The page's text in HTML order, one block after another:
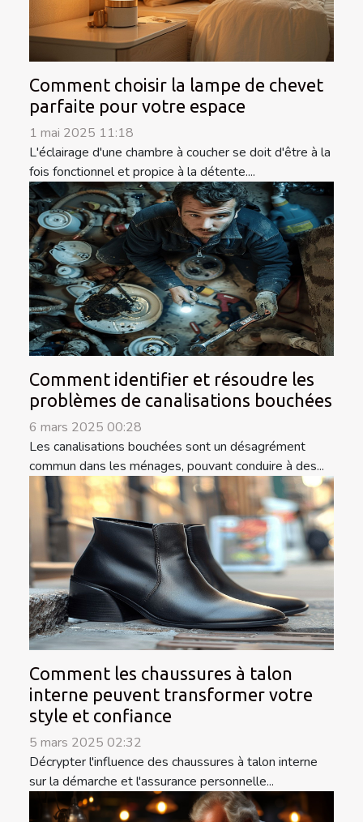
Comment choisir la lampe de chevet
parfaite pour votre espace
1 mai 2025 11:18
L'éclairage d'une chambre à coucher se doit d'être à la
fois fonctionnel et propice à la détente....
Comment identifier et résoudre les
problèmes de canalisations bouchées
6 mars 2025 00:28
Les canalisations bouchées sont un désagrément
commun dans les ménages, pouvant conduire à des...
Comment les chaussures à talon
interne peuvent transformer votre
style et confiance
5 mars 2025 02:32
Décrypter l'influence des chaussures à talon interne
sur la démarche et l'assurance personnelle...